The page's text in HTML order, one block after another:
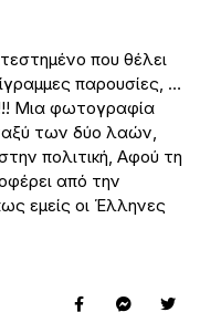
που θέλει
παρουσίες, …
Μια φωτογραφία
των δύο λαών,
πολιτική, Αφού τη
από την
εμείς οι Έλληνες